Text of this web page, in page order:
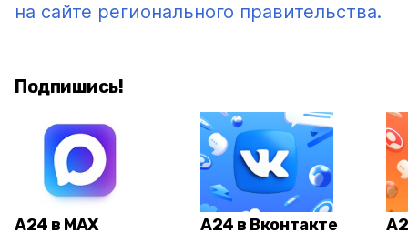
на сайте регионального правительства.
Подпишись!
А24 в MAX А24 в Вконтакте